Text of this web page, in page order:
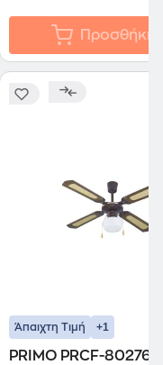
Προσθήκη
Άπαιχτη Τιμή +1
PRIMO PRCF-80276